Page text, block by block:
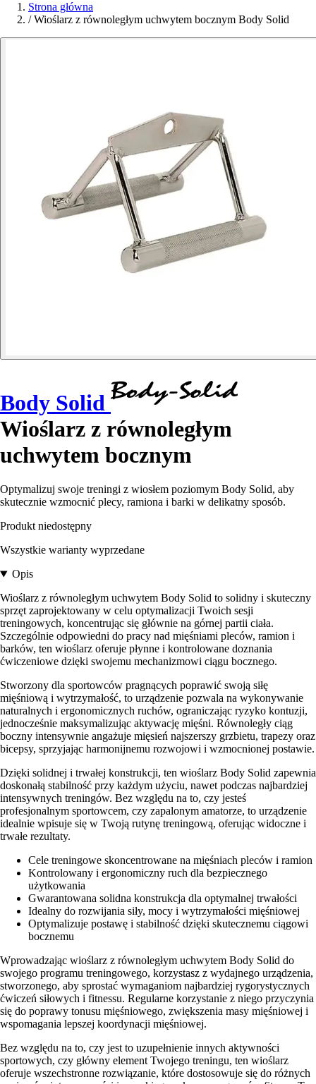
Strona główna
/ Wioślarz z równoległym uchwytem bocznym Body Solid
Body Solid
Wioślarz z równoległym
uchwytem bocznym
Optymalizuj swoje treningi z wiosłem poziomym Body Solid, aby
skutecznie wzmocnić plecy, ramiona i barki w delikatny sposób.
Produkt niedostępny
Wszystkie warianty wyprzedane
Opis
Wioślarz z równoległym uchwytem Body Solid to solidny i skuteczny
sprzęt zaprojektowany w celu optymalizacji Twoich sesji
treningowych, koncentrując się głównie na górnej partii ciała.
Szczególnie odpowiedni do pracy nad mięśniami pleców, ramion i
barków, ten wioślarz oferuje płynne i kontrolowane doznania
ćwiczeniowe dzięki swojemu mechanizmowi ciągu bocznego.
Stworzony dla sportowców pragnących poprawić swoją siłę
mięśniową i wytrzymałość, to urządzenie pozwala na wykonywanie
naturalnych i ergonomicznych ruchów, ograniczając ryzyko kontuzji,
jednocześnie maksymalizując aktywację mięśni. Równoległy ciąg
boczny intensywnie angażuje mięsień najszerszy grzbietu, trapezy oraz
bicepsy, sprzyjając harmonijnemu rozwojowi i wzmocnionej postawie.
Dzięki solidnej i trwałej konstrukcji, ten wioślarz Body Solid zapewnia
doskonałą stabilność przy każdym użyciu, nawet podczas najbardziej
intensywnych treningów. Bez względu na to, czy jesteś
profesjonalnym sportowcem, czy zapalonym amatorze, to urządzenie
idealnie wpisuje się w Twoją rutynę treningową, oferując widoczne i
trwałe rezultaty.
Cele treningowe skoncentrowane na mięśniach pleców i ramion
Kontrolowany i ergonomiczny ruch dla bezpiecznego
użytkowania
Gwarantowana solidna konstrukcja dla optymalnej trwałości
Idealny do rozwijania siły, mocy i wytrzymałości mięśniowej
Optymalizuje postawę i stabilność dzięki skutecznemu ciągowi
bocznemu
Wprowadzając wioślarz z równoległym uchwytem Body Solid do
swojego programu treningowego, korzystasz z wydajnego urządzenia,
stworzonego, aby sprostać wymaganiom najbardziej rygorystycznych
ćwiczeń siłowych i fitnessu. Regularne korzystanie z niego przyczynia
się do poprawy tonusu mięśniowego, zwiększenia masy mięśniowej i
wspomagania lepszej koordynacji mięśniowej.
Bez względu na to, czy jest to uzupełnienie innych aktywności
sportowych, czy główny element Twojego treningu, ten wioślarz
oferuje wszechstronne rozwiązanie, które dostosowuje się do różnych